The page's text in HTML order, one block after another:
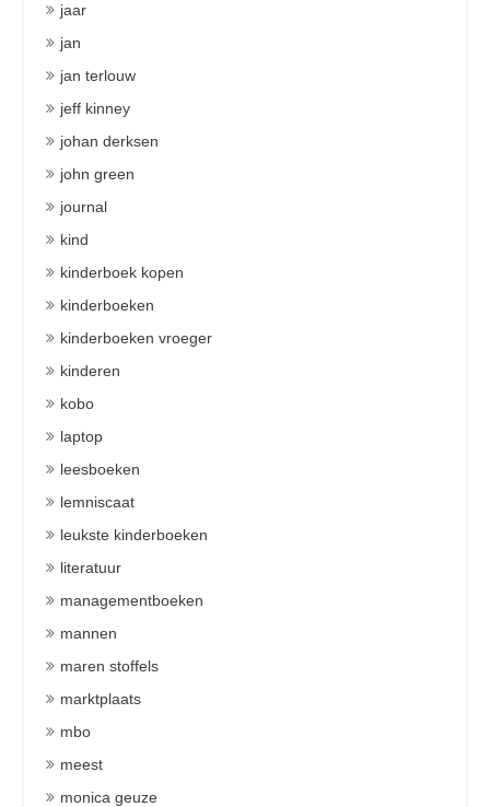
jaar
jan
jan terlouw
jeff kinney
johan derksen
john green
journal
kind
kinderboek kopen
kinderboeken
kinderboeken vroeger
kinderen
kobo
laptop
leesboeken
lemniscaat
leukste kinderboeken
literatuur
managementboeken
mannen
maren stoffels
marktplaats
mbo
meest
monica geuze